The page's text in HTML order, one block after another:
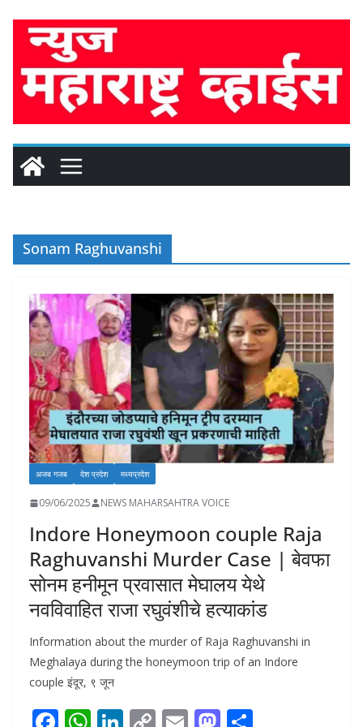
Sonam Raghuvanshi
अजब गजब देश प्रदेश मध्यप्रदेश
09/06/2025 NEWS MAHARSAHTRA VOICE
Indore Honeymoon couple Raja
Raghuvanshi Murder Case | बेवफा
सोनम हनीमून प्रवासात मेघालय येथे
नवविवाहित राजा रघुवंशीचे हत्याकांड
Information about the murder of Raja Raghuvanshi in
Meghalaya during the honeymoon trip of an Indore
couple इंदूर, ९ जून